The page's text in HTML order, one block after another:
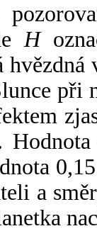
H
při
Hodnota
a